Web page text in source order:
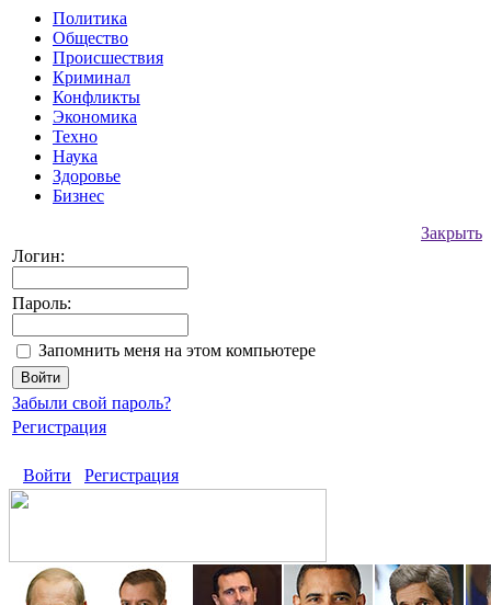
Политика
Общество
Происшествия
Криминал
Конфликты
Экономика
Техно
Наука
Здоровье
Бизнес
Закрыть
Логин:
Пароль:
Запомнить меня на этом компьютере
Забыли свой пароль?
Регистрация
Войти Регистрация